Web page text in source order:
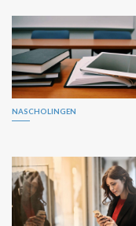
NASCHOLINGEN